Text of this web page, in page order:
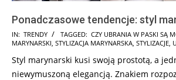
Ponadczasowe tendencje: styl
2024-
10-
21
IN: TRENDY TAGGED: CZY UBRANIA W PASKI SĄ
MARYNARSKI STYLIZACJA MARYNARSKA STYLIZACJE
Styl marynarski kusi swoją prostotą, a
niewymuszoną elegancją. Znakiem